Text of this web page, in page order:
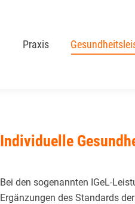
Praxis
Individuelle
Bei den sogenannten IGeL-
Ergänzungen des Standards